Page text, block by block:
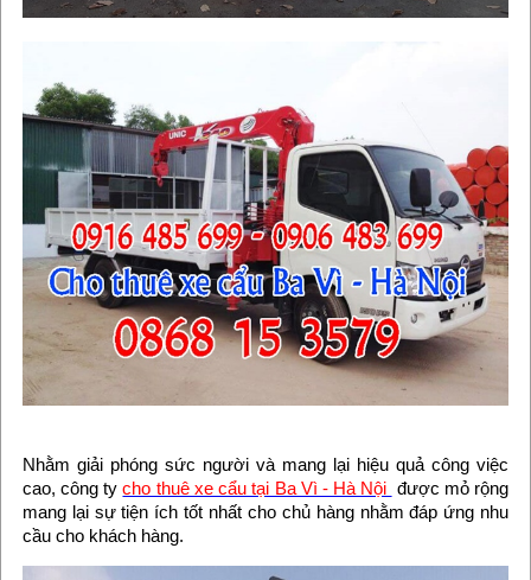
Nhằm giải phóng sức người và mang lại hiệu quả công việc
cao, công tycho thuê xe cẩu tại Ba Vì - Hà Nội được mỏ rộng
mang lại sự tiện ích tốt nhất cho chủ hàng nhằm đáp ứng nhu
cầu cho khách hàng.